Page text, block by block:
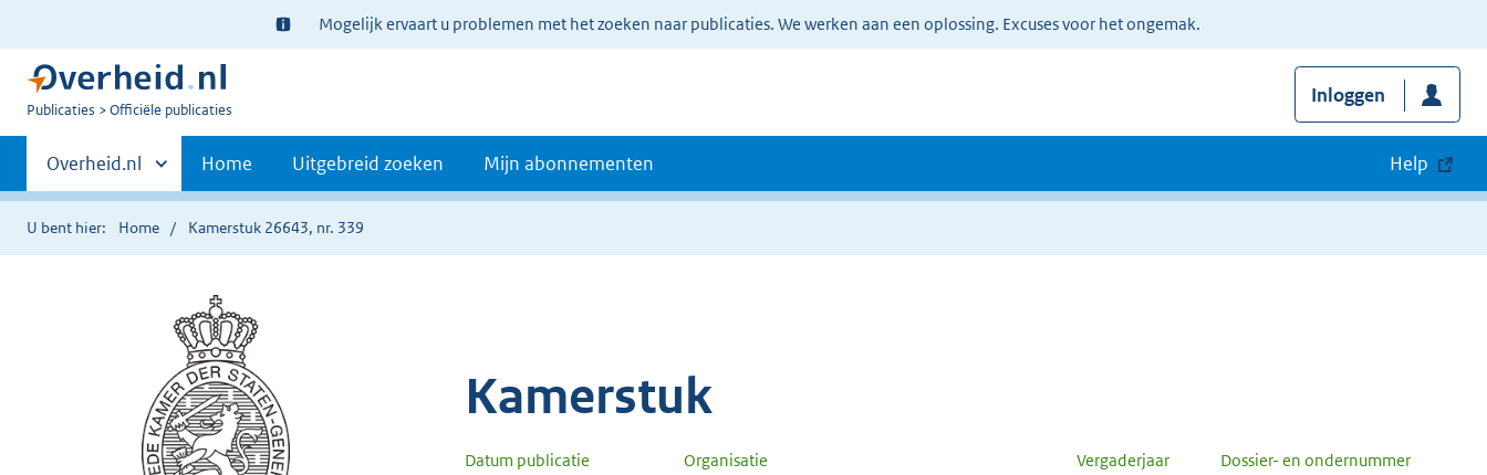
Ter
informatie:
Mogelijk ervaart u problemen met het zoeken naar publicaties. We werken aan een oplossing. Excuses voor het ongemak.
U
Publicaties Officiële publicaties
Inloggen
Primaire
navigatie
Andere
sites
binnen
Overheid.nl Home Uitgebreid zoeken Mijn abonnementen Help
U bent hier: Home Kamerstuk 26643, nr. 339
Kamerstuk
Datum publicatie Organisatie Vergaderjaar Dossier- en ondernummer